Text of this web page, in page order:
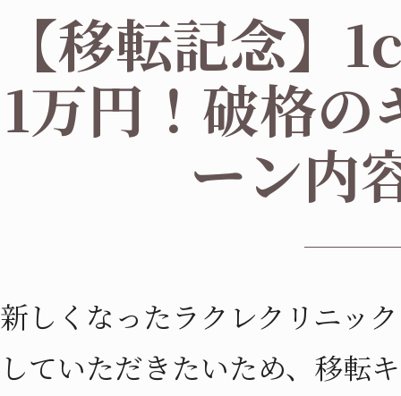
【移転記念】
1万円！破格の
ーン内
新しくなったラクレクリニッ
していただきたいため、移転